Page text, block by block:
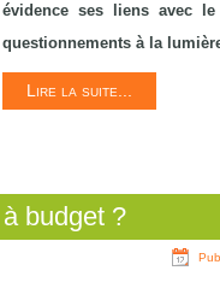
évidence ses liens avec
questionnements à la
Lire la suite...
budget ?